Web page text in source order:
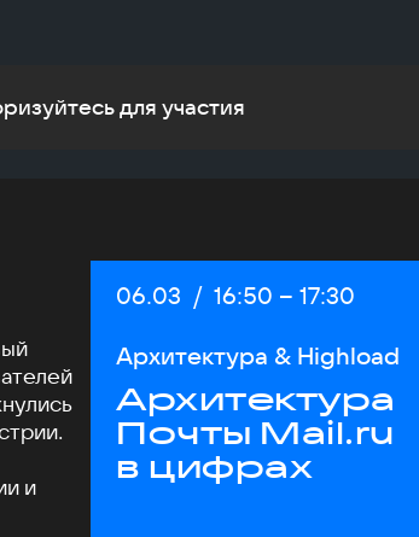
для участия
и
Дата:
06.03 / Начало:
16:50 – Конец:
17:30
Архитектура & Highload
Архитектура
Почты Mail.ru
в цифрах